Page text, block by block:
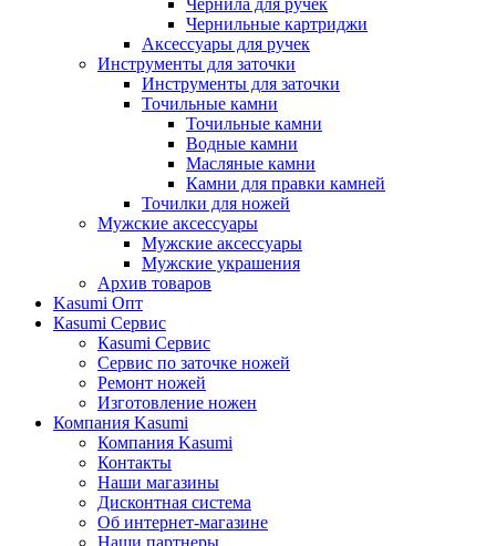
Чернильные картриджи
Аксессуары для ручек
Инструменты для заточки
Инструменты для заточки
Точильные камни
Точильные камни
Водные камни
Масляные камни
Камни для правки камней
Точилки для ножей
Мужские аксессуары
Мужские аксессуары
Мужские украшения
Архив товаров
Kasumi Опт
Кasumi Сервис
Кasumi Сервис
Сервис по заточке ножей
Ремонт ножей
Изготовление ножен
Компания Kasumi
Компания Kasumi
Контакты
Наши магазины
Дисконтная система
Об интернет-магазине
Наши партнеры